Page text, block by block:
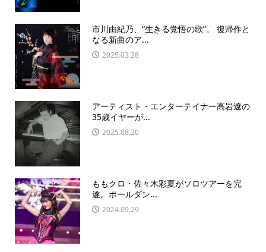
市川由紀乃、“生きる覚悟の歌”。 復帰作と
なる新曲のア...
2025.03.28
アーティスト・エンターテイナー高岩遼の
35歳イヤーが...
2025.08.20
ももクロ・佐々木彩夏がソロツアーを完
遂。ポールダン...
2024.09.29